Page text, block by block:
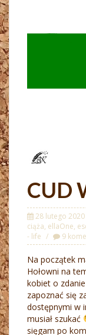
CUD
28 lutego 2020
ciąża, ellaOne,
- life
9
Na początek
Hołowni na
kobiet o
zapoznać się
dostępnymi w
musiał szukać
sięgam po